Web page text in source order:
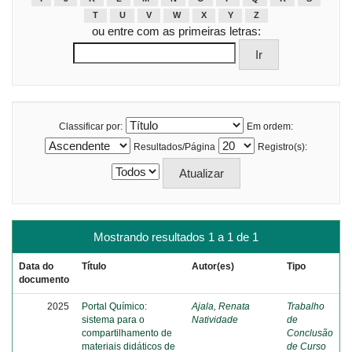
T
U V W X Y Z
ou entre com as primeiras letras:
Classificar por:
Em ordem:
Resultados/Página
Registro(s):
Mostrando resultados 1 a 1 de 1
Data do
documento
Título Autor(es) Tipo
2025
Portal Químico:
sistema para o
compartilhamento de
materiais didáticos de
Ajala, Renata
Natividade
Trabalho
de
Conclusão
de Curso